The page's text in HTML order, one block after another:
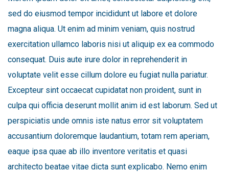
sed do eiusmod tempor incididunt ut labore et dolore
magna aliqua. Ut enim ad minim veniam, quis nostrud
exercitation ullamco laboris nisi ut aliquip ex ea commodo
consequat. Duis aute irure dolor in reprehenderit in
voluptate velit esse cillum dolore eu fugiat nulla pariatur.
Excepteur sint occaecat cupidatat non proident, sunt in
culpa qui officia deserunt mollit anim id est laborum. Sed ut
perspiciatis unde omnis iste natus error sit voluptatem
accusantium doloremque laudantium, totam rem aperiam,
eaque ipsa quae ab illo inventore veritatis et quasi
architecto beatae vitae dicta sunt explicabo. Nemo enim